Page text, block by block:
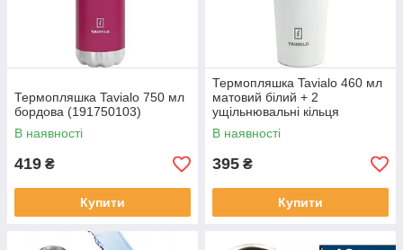
Термопляшка Tavialo 750 мл
бордова (191750103)
В наявності
419 ₴
Купити
Термопляшка Tavialo 460 мл
матовий білий + 2
ущільнювальні кільця
(190460102)
В наявності
395 ₴
Купити